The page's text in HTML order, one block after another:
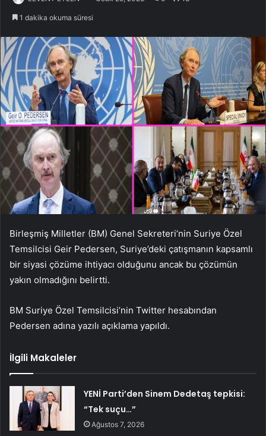
1 dakika okuma süresi
Birleşmiş Milletler (BM) Genel Sekreteri’nin Suriye Özel
Temsilcisi Geir Pedersen, Suriye’deki çatışmanın kapsamlı
bir siyasi çözüme ihtiyacı olduğunu ancak bu çözümün
yakın olmadığını belirtti.
BM Suriye Özel Temsilcisi’nin Twitter hesabından
Pedersen adına yazılı açıklama yapıldı.
İlgili Makaleler
YENİ Parti’den Sinem Dedetaş tepkisi:
“Tek suçu…”
Ağustos 7, 2026